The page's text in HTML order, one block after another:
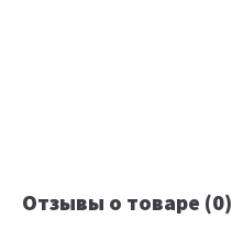
Отзывы о товаре (0)